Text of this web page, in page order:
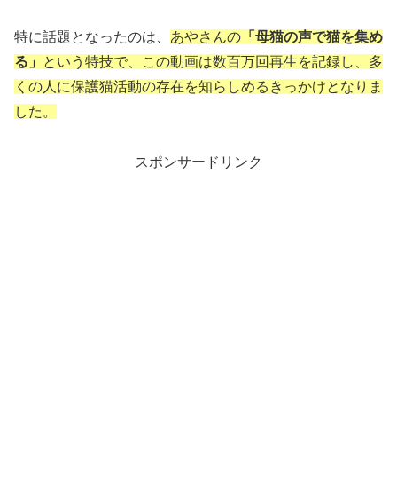
特に話題となったのは、 あやさんの 「母猫の声で猫を集め
る」
という特技で、この動画は数百万回再生を記録し、多
くの人に保護猫活動の存在を知らしめるきっかけとなりま
した。
スポンサードリンク